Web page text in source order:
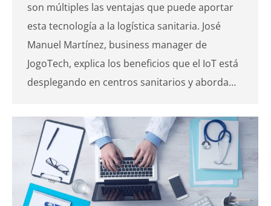
son múltiples las ventajas que puede aportar
esta tecnología a la logística sanitaria. José
Manuel Martínez, business manager de
JogoTech, explica los beneficios que el IoT está
desplegando en centros sanitarios y aborda…